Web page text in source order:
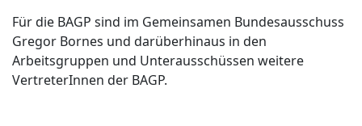
Für die BAGP sind im Gemeinsamen Bundesausschuss
Gregor Bornes und darüberhinaus in den
Arbeitsgruppen und Unterausschüssen weitere
VertreterInnen der BAGP.